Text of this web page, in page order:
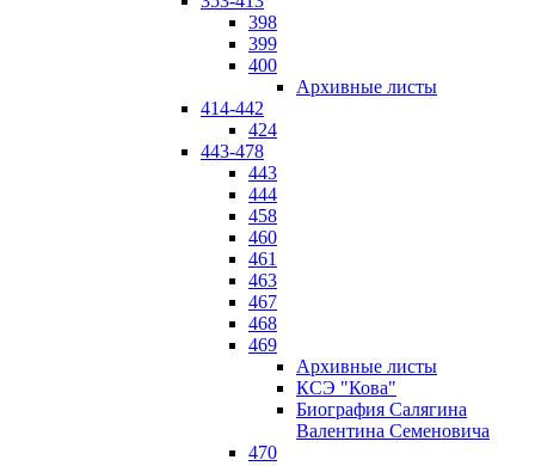
398
399
400
Архивные листы
414-442
424
443-478
443
444
458
460
461
463
467
468
469
Архивные листы
КСЭ "Кова"
Биография Салягина
Валентина Семеновича
470